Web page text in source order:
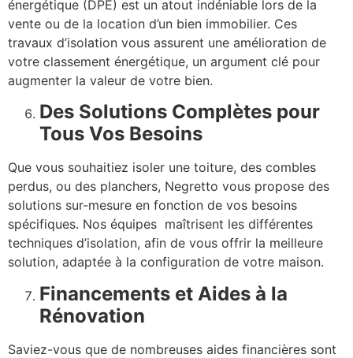
énergétique (DPE) est un atout indéniable lors de la
vente ou de la location d’un bien immobilier. Ces
travaux d’isolation vous assurent une amélioration de
votre classement énergétique, un argument clé pour
augmenter la valeur de votre bien.
Des Solutions Complètes pour
Tous Vos Besoins
Que vous souhaitiez isoler une toiture, des combles
perdus, ou des planchers, Negretto vous propose des
solutions sur-mesure en fonction de vos besoins
spécifiques. Nos équipes maîtrisent les différentes
techniques d’isolation, afin de vous offrir la meilleure
solution, adaptée à la configuration de votre maison.
Financements et Aides à la
Rénovation
Saviez-vous que de nombreuses aides financières sont